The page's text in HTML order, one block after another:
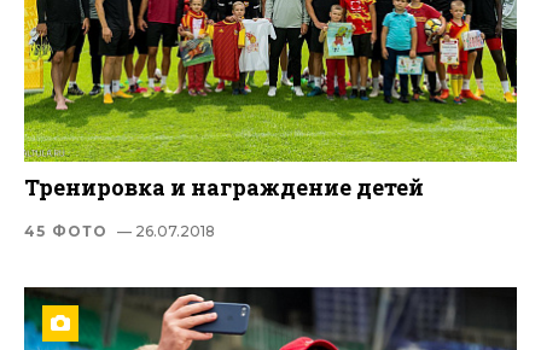
Тренировка и награждение детей
45 ФОТО — 26.07.2018